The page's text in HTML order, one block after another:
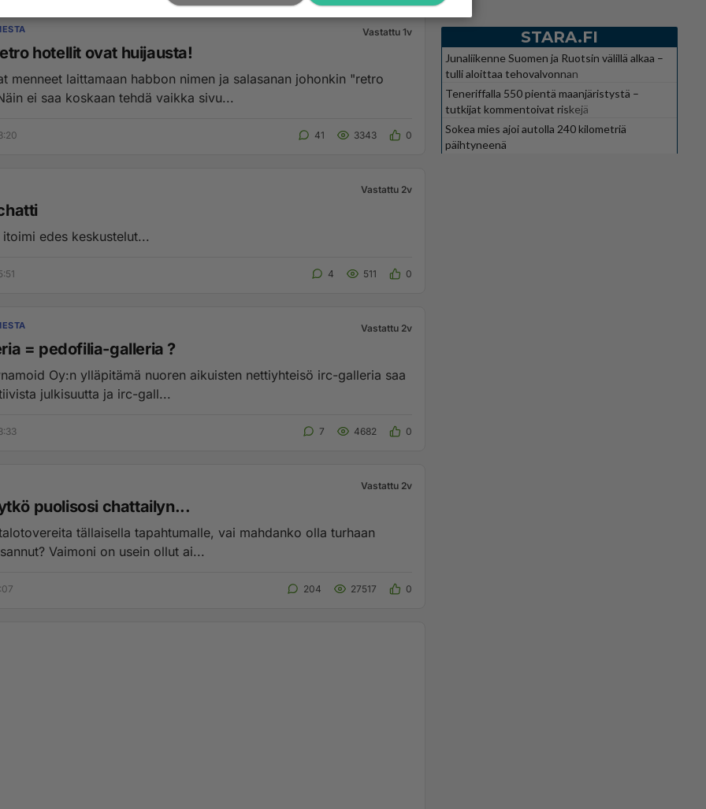
Vastattu 1v
hotellit ovat huijausta!
menneet laittamaan habbon nimen ja salasanan johonkin "retro
ei saa koskaan tehdä vaikka sivu...
41 3343 0
Vastattu 2v
edes keskustelut...
4 511 0
Vastattu 2v
= pedofilia-galleria ?
Oy:n ylläpitämä nuoren aikuisten nettiyhteisö irc-galleria saa
julkisuutta ja irc-gall...
7 4682 0
Vastattu 2v
puolisosi chattailyn...
tällaisella tapahtumalle, vai mahdanko olla turhaan
itseäni kiusannut? Vaimoni on usein ollut ai...
204 27517 0
STARA.FI
Junaliikenne Suomen ja Ruotsin välillä alkaa –
tulli aloittaa tehovalvonnan
Teneriffalla 550 pientä maanjäristystä –
tutkijat kommentoivat riskejä
Sokea mies ajoi autolla 240 kilometriä
päihtyneenä